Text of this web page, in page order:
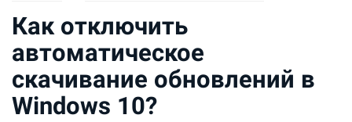
Как отключить
автоматическое
скачивание обновлений в
Windows 10?